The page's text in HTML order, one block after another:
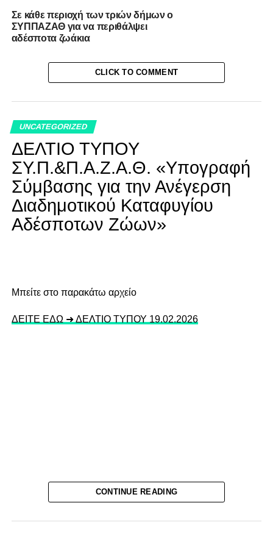
Σε κάθε περιοχή των τριών δήμων ο
ΣΥΠΠΑΖΑΘ για να περιθάλψει
αδέσποτα ζωάκια
CLICK TO COMMENT
UNCATEGORIZED
ΔΕΛΤΙΟ ΤΥΠΟΥ
ΣΥ.Π.&Π.Α.Ζ.Α.Θ. «Υπογραφή
Σύμβασης για την Ανέγερση
Διαδημοτικού Καταφυγίου
Αδέσποτων Ζώων»
Mπείτε στο παρακάτω αρχείο
ΔΕΙΤΕ ΕΔΩ ➜ ΔΕΛΤΙΟ ΤΥΠΟΥ 19.02.2026
CONTINUE READING